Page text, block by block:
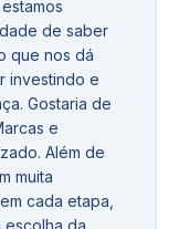
de saber
que nos dá
investindo e
Gostaria de
e
Além de
muita
cada etapa,